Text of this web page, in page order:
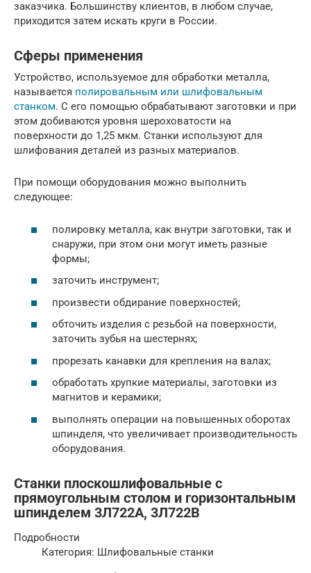
заказчика. Большинству клиентов, в любом случае,
приходится затем искать круги в России.
Сферы применения
Устройство, используемое для обработки металла,
называется полировальным или шлифовальным
станком. С его помощью обрабатывают заготовки и при
этом добиваются уровня шероховатости на
поверхности до 1,25 мкм. Станки используют для
шлифования деталей из разных материалов.
При помощи оборудования можно выполнить
следующее:
полировку металла, как внутри заготовки, так и
снаружи, при этом они могут иметь разные
формы;
заточить инструмент;
произвести обдирание поверхностей;
обточить изделия с резьбой на поверхности,
заточить зубья на шестернях;
прорезать канавки для крепления на валах;
обработать хрупкие материалы, заготовки из
магнитов и керамики;
выполнять операции на повышенных оборотах
шпинделя, что увеличивает производительность
оборудования.
Станки плоскошлифовальные с
прямоугольным столом и горизонтальным
шпинделем 3Л722А, 3Л722В
Подробности
Категория: Шлифовальные станки